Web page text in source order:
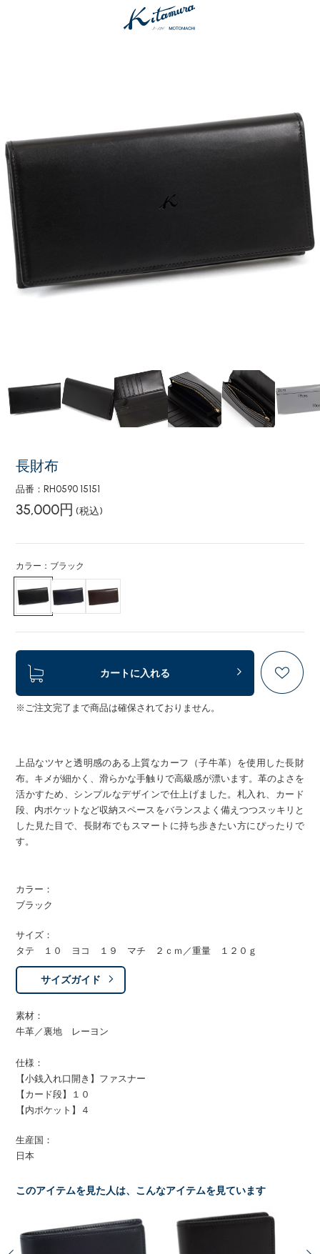
長財布
品番：RH0590 15151
35,000円 (税込)
カラー：ブラック
カートに入れる
※ご注文完了まで商品は確保されておりません。
上品なツヤと透明感のある上質なカーフ（子牛革）を使用した長財
布。キメが細かく、滑らかな手触りで高級感が漂います。革のよさを
活かすため、シンプルなデザインで仕上げました。札入れ、カード
段、内ポケットなど収納スペースをバランスよく備えつつスッキリと
した見た目で、長財布でもスマートに持ち歩きたい方にぴったりで
す。
カラー：
ブラック
サイズ：
タテ １０ ヨコ １９ マチ ２ｃｍ／重量 １２０ｇ
サイズガイド
素材：
牛革／裏地 レーヨン
仕様：
【小銭入れ口開き】ファスナー
【カード段】１０
【内ポケット】４
生産国：
日本
このアイテムを見た人は、こんなアイテムを見ています